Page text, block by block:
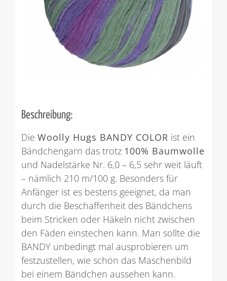
Beschreibung:
Die Woolly Hugs BANDY COLOR ist ein
Bändchengarn das trotz 100% Baumwolle
und Nadelstärke Nr. 6,0 – 6,5 sehr weit läuft
– nämlich 210 m/100 g. Besonders für
Anfänger ist es bestens geeignet, da man
durch die Beschaffenheit des Bändchens
beim Stricken oder Häkeln nicht zwischen
den Fäden einstechen kann. Man sollte die
BANDY unbedingt mal ausprobieren um
festzustellen, wie schön das Maschenbild
bei einem Bändchen aussehen kann.